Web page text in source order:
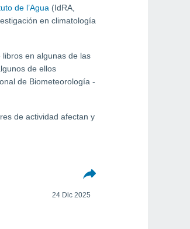
de l’Agua (IdRA,
en climatología
en algunas de las
de ellos
de Biometeorología -
de actividad afectan y
24 Dic 2025